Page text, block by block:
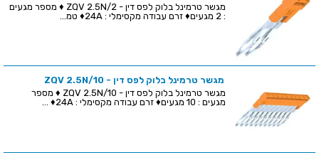
מגשר טרמינל בלוק לפס דין - ZQV 2.5N/2 ♦ מספר מגעים
: 2 מגעים♦ זרם עבודה מקסימלי : 24A♦ טמ...
מגשר טרמינל בלוק לפס דין - ZQV 2.5N/10
מגשר טרמינל בלוק לפס דין - ZQV 2.5N/10 ♦ מספר
מגעים : 10 מגעים♦ זרם עבודה מקסימלי : 24A♦ ...